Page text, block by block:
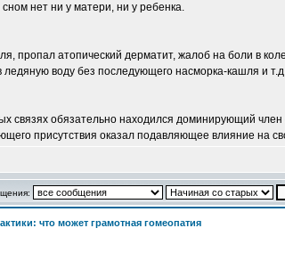
нет ни у матери, ни у ребенка.
пропал атопический дерматит, жалоб на боли в
ледяную воду без последующего насморка-кашля и
связях обязательно находился доминирующий
присутствия оказал подавляющее влияние на
что может грамотная гомеопатия